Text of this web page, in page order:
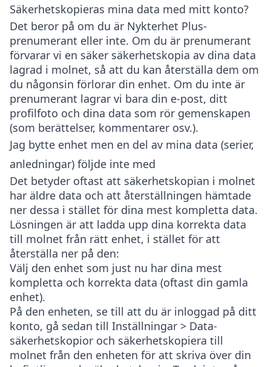
Säkerhetskopieras mina data med mitt konto?
Det beror på om du är Nykterhet Plus-
prenumerant eller inte. Om du är prenumerant
förvarar vi en säker säkerhetskopia av dina data
lagrad i molnet, så att du kan återställa dem om
du någonsin förlorar din enhet. Om du inte är
prenumerant lagrar vi bara din e-post, ditt
profilfoto och dina data som rör gemenskapen
(som berättelser, kommentarer osv.).
Jag bytte enhet men en del av mina data (serier,
anledningar) följde inte med
Det betyder oftast att säkerhetskopian i molnet
har äldre data och att återställningen hämtade
ner dessa i stället för dina mest kompletta data.
Lösningen är att ladda upp dina korrekta data
till molnet från rätt enhet, i stället för att
återställa ner på den:
Välj den enhet som just nu har dina mest
kompletta och korrekta data (oftast din gamla
enhet).
På den enheten, se till att du är inloggad på ditt
konto, gå sedan till Inställningar > Data-
säkerhetskopior och säkerhetskopiera till
molnet från den enheten för att skriva över din